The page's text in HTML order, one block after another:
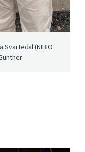
Svartedal (NIBIO